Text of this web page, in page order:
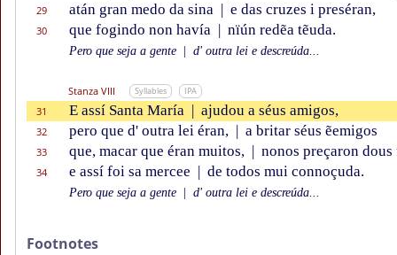
29 atán gran medo da sina | e das cruzes i preséran,
30 que fogindo non havía | nïún redẽa tẽuda.
Pero que seja a gente d' outra lei e descreúda...
Stanza VIII Syllables IPA
31 E assí Santa María | ajudou a séus amigos,
32 pero que d' outra lei éran, | a britar séus ẽemigos
33 que, macar que éran muitos, | nonos preçaron
34 e assí foi sa mercee | de todos mui connoçuda.
Pero que seja a gente d' outra lei e descreúda...
Footnotes